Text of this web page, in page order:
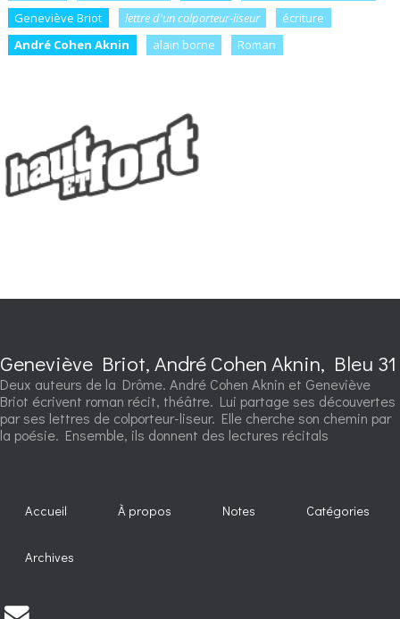
Geneviève Briot
lettre d'un colporteur-liseur
écriture
André Cohen Aknin
alain borne Roman
Geneviève Briot, André Cohen Aknin, Bleu 31
Deux auteurs de la Drôme. André Cohen Aknin et Geneviève
Briot écrivent roman récit, théâtre. Lui partage ses découvertes
par ses lettres de colporteur-liseur. Elle cherche son chemin par
la poésie. Ensemble, ils donnent des lectures récitals
Accueil À propos Notes Catégories
Archives